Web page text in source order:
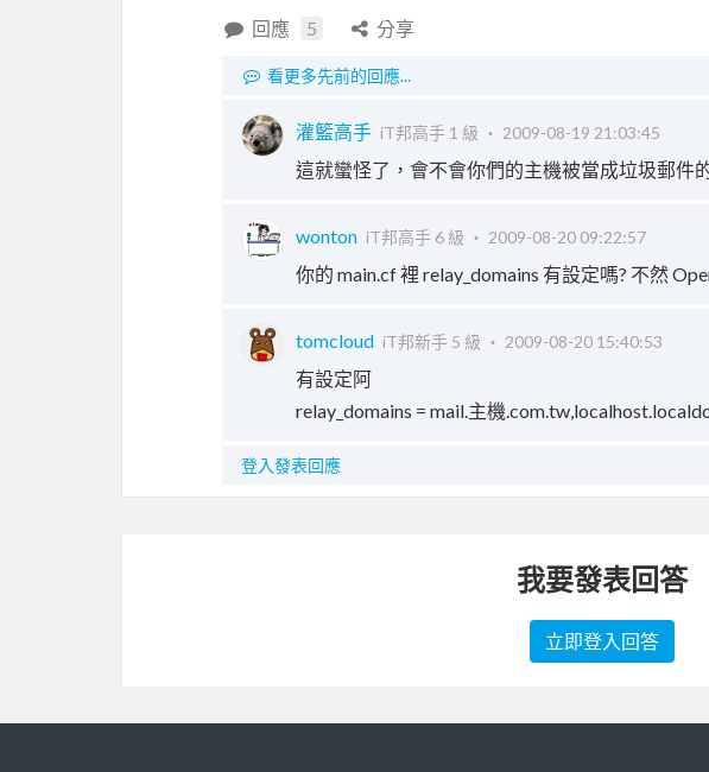
回應 5 分享
看更多先前的回應...
灌籃高手 iT邦高手 1 級 ‧ 2009-08-19 21:03:45
這就蠻怪了，會不會你們的主機被當成垃圾郵件
wonton iT邦高手 6 級 ‧ 2009-08-20 09:22:57
你的 main.cf 裡 relay_domains 有設定嗎? 不然
tomcloud iT邦新手 5 級 ‧ 2009-08-20 15:40:53
有設定阿
relay_domains = mail.主機
登入發表回應
我要發表回答
立即登入回答